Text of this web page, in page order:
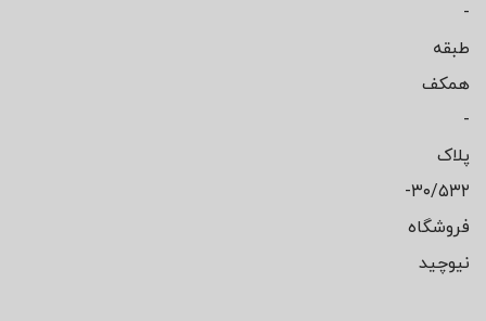
-
طبقه
همکف
-
پلاک
۳۰/۵۳۲-
فروشگاه
نیوچید